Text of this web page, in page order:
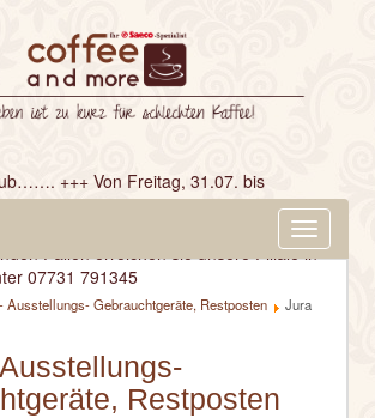
+++ Von Freitag, 31.07. bis
14.08. bleibt unser Geschäft
Ab Montag, 17.08. sind wir wieder für Sie
Fällen erreichen sie unsere Filiale in
07731 791345
ein-/
Ausstellungs- Gebrauchtgeräte, Restposten
Jura
Restposten